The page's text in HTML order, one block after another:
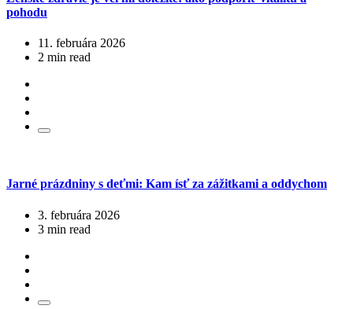
pohodu
11. februára 2026
2 min read
Jarné prázdniny s deťmi: Kam ísť za zážitkami a oddychom
3. februára 2026
3 min read